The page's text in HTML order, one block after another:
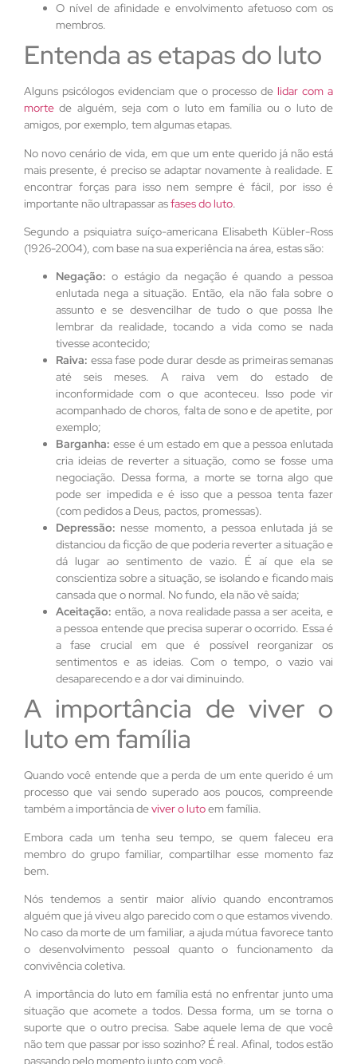
O nível de afinidade e envolvimento afetuoso com os
membros.
Entenda as etapas do luto
Alguns psicólogos evidenciam que o processo de lidar com a
morte de alguém, seja com o luto em família ou o luto de
amigos, por exemplo, tem algumas etapas.
No novo cenário de vida, em que um ente querido já não está
mais presente, é preciso se adaptar novamente à realidade. E
encontrar forças para isso nem sempre é fácil, por isso é
importante não ultrapassar asfases do luto.
Segundo a psiquiatra suíço-americana Elisabeth Kübler-Ross
(1926-2004), com base na sua experiência na área, estas são:
Negação:o estágio da negação é quando a pessoa
enlutada nega a situação. Então, ela não fala sobre o
assunto e se desvencilhar de tudo o que possa lhe
lembrar da realidade, tocando a vida como se nada
tivesse acontecido;
Raiva: essa fase pode durar desde as primeiras semanas
até seis meses. A raiva vem do estado de
inconformidade com o que aconteceu. Isso pode vir
acompanhado de choros, falta de sono e de apetite, por
exemplo;
Barganha: esse é um estado em que a pessoa enlutada
cria ideias de reverter a situação, como se fosse uma
negociação. Dessa forma, a morte se torna algo que
pode ser impedida e é isso que a pessoa tenta fazer
(com pedidos a Deus, pactos, promessas).
Depressão: nesse momento, a pessoa enlutada já se
distanciou da ficção de que poderia reverter a situação e
dá lugar ao sentimento de vazio. É aí que ela se
conscientiza sobre a situação, se isolando e ficando mais
cansada que o normal. No fundo, ela não vê saída;
Aceitação: então, a nova realidade passa a ser aceita, e
a pessoa entende que precisa superar o ocorrido. Essa é
a fase crucial em que é possível reorganizar os
sentimentos e as ideias. Com o tempo, o vazio vai
desaparecendo e a dor vai diminuindo.
A importância de viver o
luto em família
Quando você entende que a perda de um ente querido é um
processo que vai sendo superado aos poucos, compreende
também a importância deviver o lutoem família.
Embora cada um tenha seu tempo, se quem faleceu era
membro do grupo familiar, compartilhar esse momento faz
bem.
Nós tendemos a sentir maior alívio quando encontramos
alguém que já viveu algo parecido com o que estamos vivendo.
No caso da morte de um familiar, a ajuda mútua favorece tanto
o desenvolvimento pessoal quanto o funcionamento da
convivência coletiva.
A importância do luto em família está no enfrentar junto uma
situação que acomete a todos. Dessa forma, um se torna o
suporte que o outro precisa. Sabe aquele lema de que você
não tem que passar por isso sozinho? É real. Afinal, todos estão